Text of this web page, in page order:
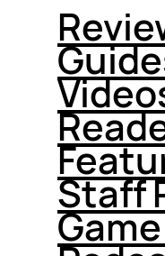
Staff